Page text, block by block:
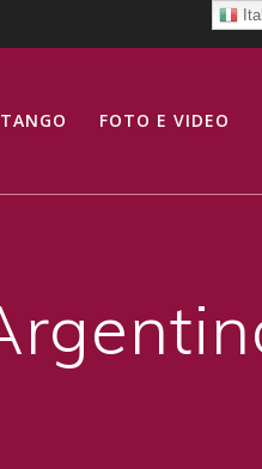
FOTO E VIDEO